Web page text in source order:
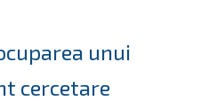
unui
cercetare